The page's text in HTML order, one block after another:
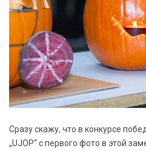
Сразу скажу, что в конкурсе
„UJOP“ с первого фото в этой